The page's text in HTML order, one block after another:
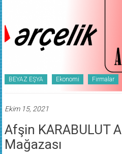
BEYAZ EŞYA Ekonomi Firmalar
Ekim 15, 2021
Afşin KARABULUT
Mağazası